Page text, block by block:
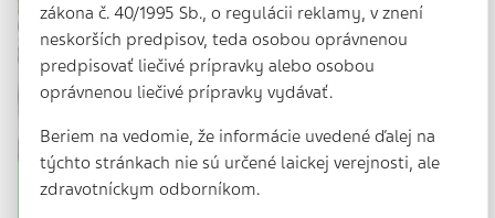
Dušení cizím tělesem: Heimlichův
zákona č. 40/1995 Sb., o regulácii reklamy, v znení
neskorších predpisov, teda osobou oprávnenou
predpisovať liečivé prípravky alebo osobou
oprávnenou liečivé prípravky vydávať.
Beriem na vedomie, že informácie uvedené ďalej na
týchto stránkach nie sú určené laickej verejnosti, ale
zdravotníckym odborníkom.